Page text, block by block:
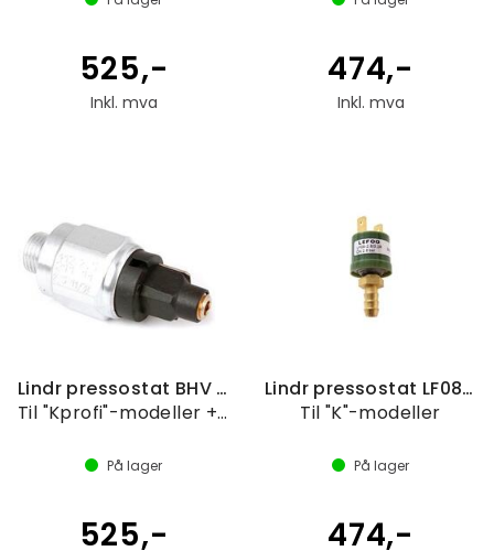
525,-
Inkl. mva
474,-
Inkl. mva
Lindr pressostat BHV 420.2,5.211.11
Til "Kprofi"-modeller + 55/K
På lager
525,-
Lindr pressostat LF08 2,8-3,2 bar
Til "K"-modeller
På lager
474,-